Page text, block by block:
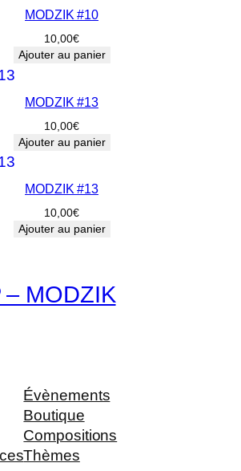
MODZIK #10
10,00€
Ajouter au panier
MODZIK #13
10,00€
Ajouter au panier
MODZIK #13
10,00€
Ajouter au panier
– MODZIK
Évènements
Boutique
Compositions
Thèmes